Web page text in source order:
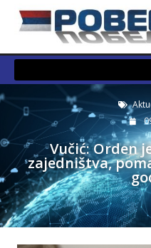
Vučić: Orden
zajedništva,